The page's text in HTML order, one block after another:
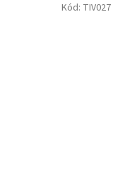
Kód: TIV027